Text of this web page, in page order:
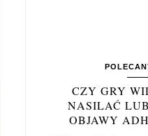
CZY GRY
NASILAĆ
OBJAWY